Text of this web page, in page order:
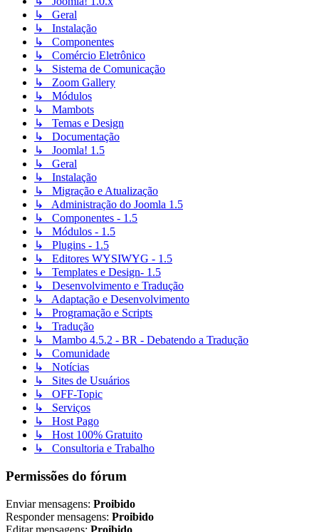
↳ Geral
↳ Instalação
↳ Componentes
↳ Comércio Eletrônico
↳ Sistema de Comunicação
↳ Zoom Gallery
↳ Módulos
↳ Mambots
↳ Temas e Design
↳ Documentação
↳ Joomla! 1.5
↳ Geral
↳ Instalação
↳ Migração e Atualização
↳ Administração do Joomla 1.5
↳ Componentes - 1.5
↳ Módulos - 1.5
↳ Plugins - 1.5
↳ Editores WYSIWYG - 1.5
↳ Templates e Design- 1.5
↳ Desenvolvimento e Tradução
↳ Adaptação e Desenvolvimento
↳ Programação e Scripts
↳ Tradução
↳ Mambo 4.5.2 - BR - Debatendo a Tradução
↳ Comunidade
↳ Notícias
↳ Sites de Usuários
↳ OFF-Topic
↳ Serviços
↳ Host Pago
↳ Host 100% Gratuito
↳ Consultoria e Trabalho
Permissões do fórum
Enviar mensagens: Proibido
Responder mensagens: Proibido
Editar mensagens: Proibido